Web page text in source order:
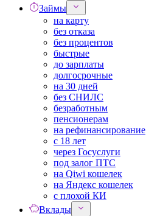
Займы
на карту
без отказа
без процентов
быстрые
до зарплаты
долгосрочные
на 30 дней
без СНИЛС
безработным
пенсионерам
на рефинансирование
с 18 лет
через Госуслуги
под залог ПТС
на Qiwi кошелек
на Яндекс кошелек
с плохой КИ
Вклады